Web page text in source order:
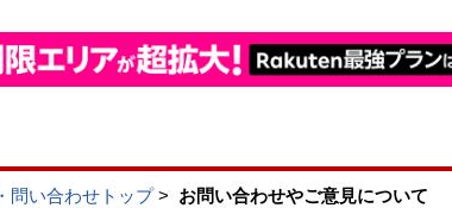
問い合わせトップ> お問い合わせやご意見について